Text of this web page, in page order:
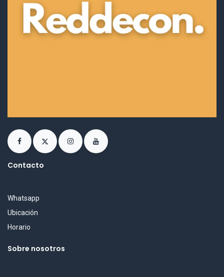
Contacto
Whatsapp
Ubicación
Horario
Sobre nosotros